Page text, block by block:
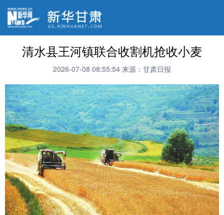
清水县王河镇联合收割机抢收小麦
2026-07-08 08:55:54 来源：甘肃日报